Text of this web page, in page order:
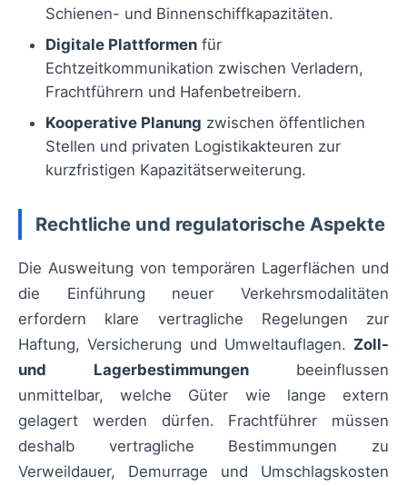
Schienen- und Binnenschiffkapazitäten.
Digitale Plattformen für
Echtzeitkommunikation zwischen Verladern,
Frachtführern und Hafenbetreibern.
Kooperative Planung zwischen öffentlichen
Stellen und privaten Logistikakteuren zur
kurzfristigen Kapazitätserweiterung.
Rechtliche und regulatorische Aspekte
Die Ausweitung von temporären Lagerflächen und
die Einführung neuer Verkehrsmodalitäten
erfordern klare vertragliche Regelungen zur
Haftung, Versicherung und Umweltauflagen. Zoll-
und Lagerbestimmungenbeeinflussen
unmittelbar, welche Güter wie lange extern
gelagert werden dürfen. Frachtführer müssen
deshalb vertragliche Bestimmungen zu
Verweildauer, Demurrage und Umschlagskosten